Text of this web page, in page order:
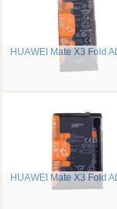
HUAWEI Mate X3 Fold
HUAWEI Mate X3 Fold